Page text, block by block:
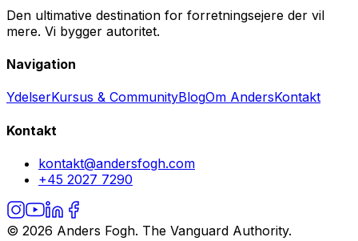
Den ultimative destination for forretningsejere der vil
mere. Vi bygger autoritet.
Navigation
YdelserKursus & CommunityBlogOm AndersKontakt
Kontakt
kontakt@andersfogh.com
+45 2027 7290
© 2026 Anders Fogh. The Vanguard Authority.